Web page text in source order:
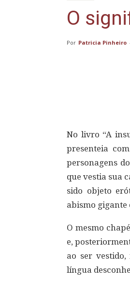
O
Por Patricia Pinheiro
No livro “A
presenteia
personagens
que vestia sua
sido objeto
abismo gigante
O mesmo
e,
ao ser
língua